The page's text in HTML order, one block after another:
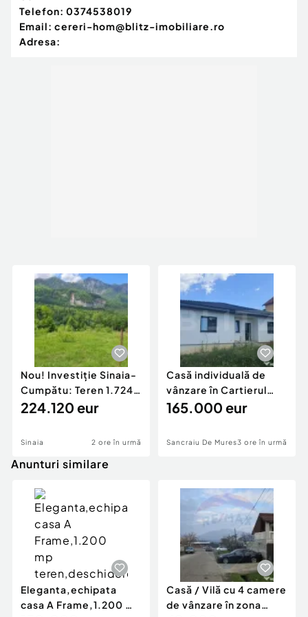
Telefon: 0374538019
Email: cereri-hom@blitz-imobiliare.ro
Adresa:
Nou! Investiție Sinaia-
Cumpătu: Teren 1.724
mp cu Proiect
224.120 eur
Sinaia 2 ore în urmă
Casă individuală de
vânzare în Cartierul
Răsăritului,
165.000 eur
Sancraiu De Mures3 ore în urmă
Anunturi similare
Eleganta,echipata
casa A Frame,1.200 mp
Casă / Vilă cu 4 camere
de vânzare în zona